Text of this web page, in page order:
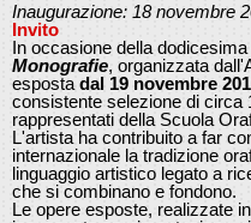
Inaugurazione: 18 novembre
Invito
In occasione della
Monografie, organizzata
esposta dal 19 novembre
consistente selezione di circa
rappresentati della Scuola
L'artista ha contribuito a far
internazionale la tradizione
linguaggio artistico legato a
che si combinano e fondono.
Le opere esposte, realizzate